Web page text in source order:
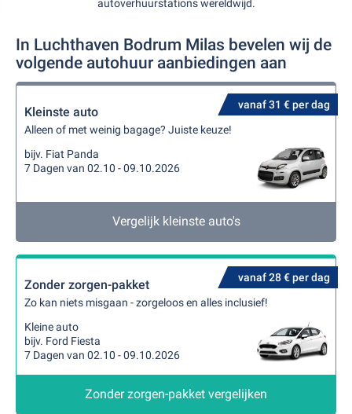
autoverhuurstations wereldwijd.
In Luchthaven Bodrum Milas bevelen wij de
volgende autohuur aanbiedingen aan
vanaf 31 € per dag
Kleinste auto
Alleen of met weinig bagage? Juiste keuze!
bijv. Fiat Panda
7 Dagen van 02.10 - 09.10.2026
Vergelijk kleinste auto's
vanaf 28 € per dag
Zonder zorgen-pakket
Zo kan niets misgaan - zorgeloos en alles inclusief!
Kleine auto
bijv. Ford Fiesta
7 Dagen van 02.10 - 09.10.2026
Zonder zorgen-pakket vergelijken